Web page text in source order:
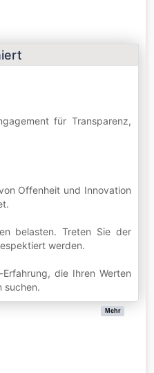
für Transparenz,
Offenheit und Innovation
belasten. Treten Sie der
werden.
die Ihren Werten
suchen.
Mehr